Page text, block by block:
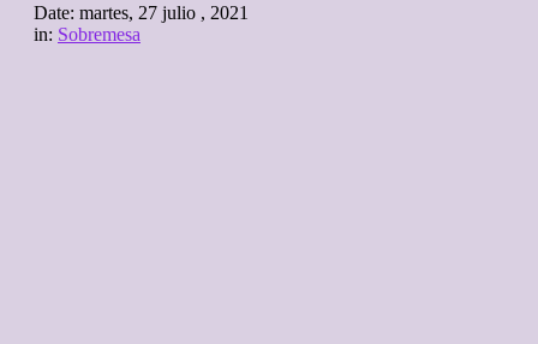
Date: martes, 27 julio , 2021
in: Sobremesa